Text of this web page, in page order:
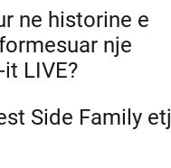
ne historine e
nje
LIVE?
Side Family etj